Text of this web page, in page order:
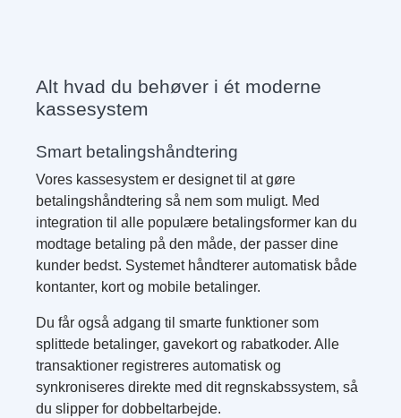
Alt hvad du behøver i ét moderne
kassesystem
Smart betalingshåndtering
Vores kassesystem er designet til at gøre
betalingshåndtering så nem som muligt. Med
integration til alle populære betalingsformer kan du
modtage betaling på den måde, der passer dine
kunder bedst. Systemet håndterer automatisk både
kontanter, kort og mobile betalinger.
Du får også adgang til smarte funktioner som
splittede betalinger, gavekort og rabatkoder. Alle
transaktioner registreres automatisk og
synkroniseres direkte med dit regnskabssystem, så
du slipper for dobbeltarbejde.